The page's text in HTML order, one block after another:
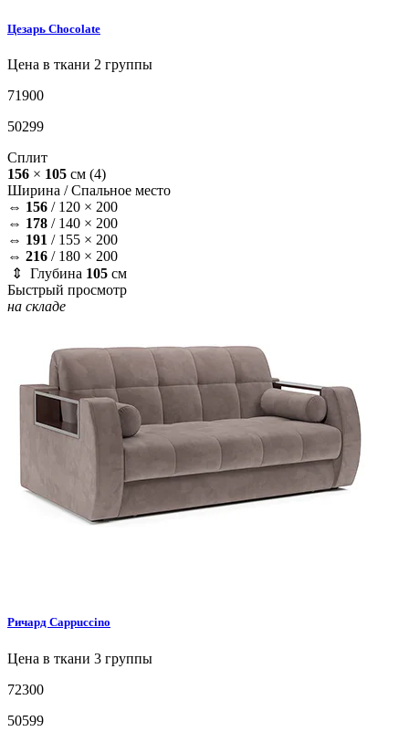
Цезарь Chocolate
Цена в ткани 2 группы
71900
50299
Сплит
156 × 105 см (4)
Ширина /Спальное место
⇔ 156 / 120 × 200
⇔ 178 / 140 × 200
⇔ 191 / 155 × 200
⇔ 216 / 180 × 200
⇕ Глубина 105 см
Быстрый просмотр
на складе
Ричард Cappuccino
Цена в ткани 3 группы
72300
50599